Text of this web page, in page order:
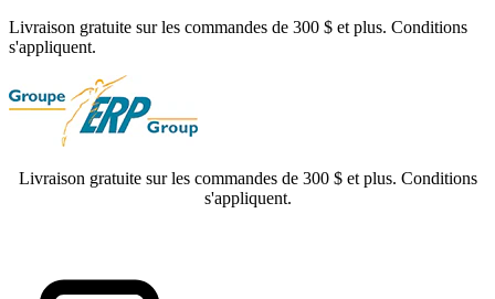
Livraison gratuite sur les commandes de 300 $ et plus. Conditions
s'appliquent.
Livraison gratuite sur les commandes de 300 $ et plus. Conditions
s'appliquent.